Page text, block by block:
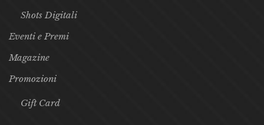
Shots Digitali
Eventi e Premi
Magazine
Promozioni
Gift Card